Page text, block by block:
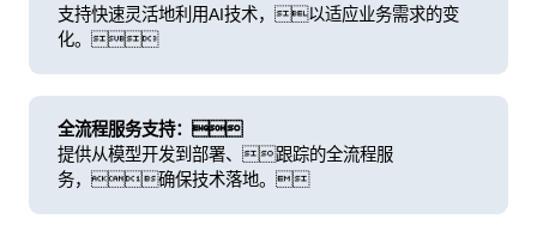
支持快速灵活地利用AI技术，以适应业务需求的变
化。
全流程服务支持：
提供从模型开发到部署、跟踪的全流程服
务，确保技术落地。